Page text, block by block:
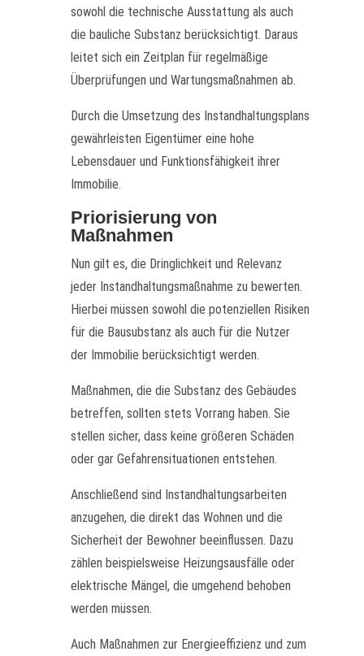
sowohl die technische Ausstattung als auch
die bauliche Substanz berücksichtigt. Daraus
leitet sich ein Zeitplan für regelmäßige
Überprüfungen und Wartungsmaßnahmen ab.
Durch die Umsetzung des Instandhaltungsplans
gewährleisten Eigentümer eine hohe
Lebensdauer und Funktionsfähigkeit ihrer
Immobilie.
Priorisierung von
Maßnahmen
Nun gilt es, die Dringlichkeit und Relevanz
jeder Instandhaltungsmaßnahme zu bewerten.
Hierbei müssen sowohl die potenziellen Risiken
für die Bausubstanz als auch für die Nutzer
der Immobilie berücksichtigt werden.
Maßnahmen, die die Substanz des Gebäudes
betreffen, sollten stets Vorrang haben. Sie
stellen sicher, dass keine größeren Schäden
oder gar Gefahrensituationen entstehen.
Anschließend sind Instandhaltungsarbeiten
anzugehen, die direkt das Wohnen und die
Sicherheit der Bewohner beeinflussen. Dazu
zählen beispielsweise Heizungsausfälle oder
elektrische Mängel, die umgehend behoben
werden müssen.
Auch Maßnahmen zur Energieeffizienz und zum